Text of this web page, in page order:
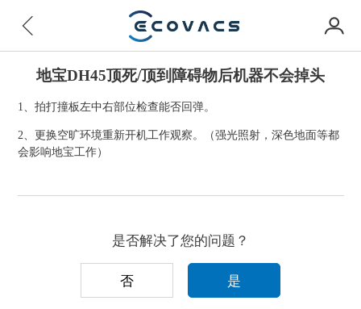
地宝DH45顶死/顶到障碍物后机器不会掉头
1、拍打撞板左中右部位检查能否回弹。
2、更换空旷环境重新开机工作观察。（强光照射，深色地面等都
会影响地宝工作）
是否解决了您的问题？
否 是